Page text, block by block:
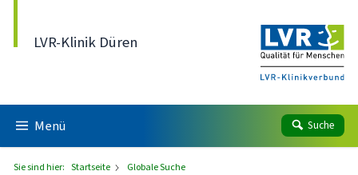
LVR-Klinik Düren
Menü Suche
Sie sind hier: Startseite Globale Suche